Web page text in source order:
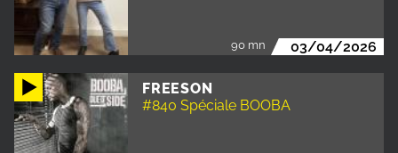
90 mn 03/04/2026
FREESON
#840 Spéciale BOOBA